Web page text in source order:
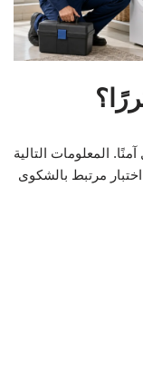
المعلومات التالية
مرتبط بالشكوى